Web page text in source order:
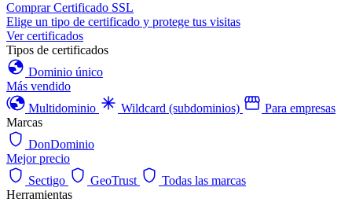
Comprar Certificado SSL
Elige un tipo de certificado y protege tus visitas
Ver certificados
Tipos de certificados
Dominio único
Más vendido
Multidominio
Wildcard (subdominios)
Para empresas
Marcas
DonDominio
Mejor precio
Sectigo
GeoTrust
Todas las marcas
Herramientas